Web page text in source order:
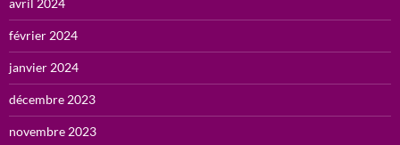
février 2024
janvier 2024
décembre 2023
novembre 2023